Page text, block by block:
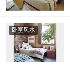
卧室风水